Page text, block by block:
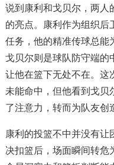
说到康利和戈贝尔，两人
的亮点。康利作为组织
任务，他的精准传球总能
戈贝尔则是球队防守端的
让他在篮下无处不在。这
未能命中，但他看到戈贝
了注意力，转而为队友创
康利的投篮不中并没有
决扣篮后，场面瞬间转